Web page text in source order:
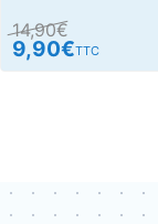
14,90€
9,90€TTC